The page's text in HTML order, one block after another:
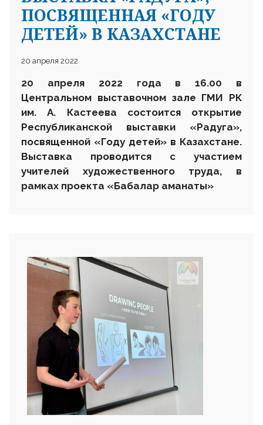
ПОСВЯЩЕННАЯ «ГОДУ
ДЕТЕЙ» В КАЗАХСТАНЕ
20 апреля 2022
20 апреля 2022 года в 16.00 в
Центральном выставочном зале ГМИ РК
им. А. Кастеева состоится открытие
Республиканской выставки «Радуга»,
посвященной «Году детей» в Казахстане.
Выставка проводится с участием
учителей художественного труда, в
рамках проекта «Бабалар аманаты»